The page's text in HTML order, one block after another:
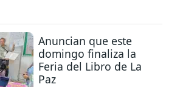
Anuncian que este
domingo finaliza la
Feria del Libro de La
Paz